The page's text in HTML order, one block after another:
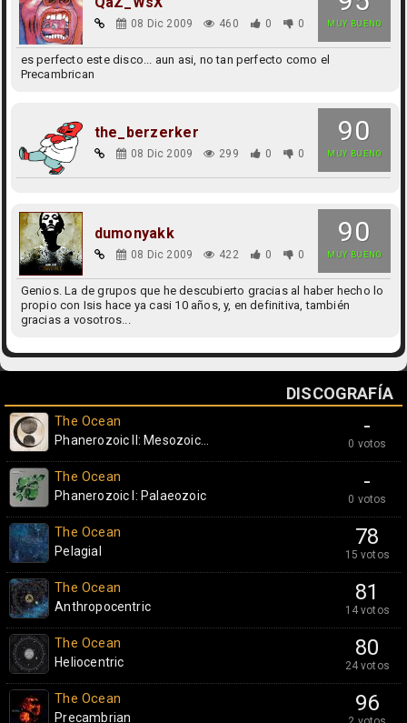
MUY BUENO
08 Dic 2009 460 0 0
es perfecto este disco... aun asi, no tan perfecto como el
Precambrican
90
MUY BUENO
the_berzerker
08 Dic 2009 299 0 0
90
MUY BUENO
dumonyakk
08 Dic 2009 422 0 0
Genios. La de grupos que he descubierto gracias al haber hecho lo
propio con Isis hace ya casi 10 años, y, en definitiva, también
gracias a vosotros...
DISCOGRAFÍA
-
0 votos
The Ocean
Phanerozoic II: Mesozoic...
-
0 votos
The Ocean
Phanerozoic I: Palaeozoic
78
15 votos
The Ocean
Pelagial
81
14 votos
The Ocean
Anthropocentric
80
24 votos
The Ocean
Heliocentric
96
The Ocean
Precambrian